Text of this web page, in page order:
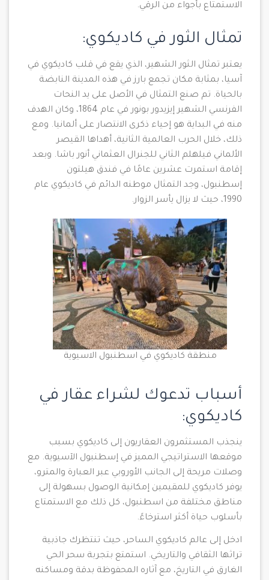
الاستمتاع بأجواء من الرقي.
تمثال الثور في كاديكوي:
يعتبر تمثال الثور الشهير، الذي يقع في قلب كاديكوي في
آسيا، بمثابة مكان تجمع بارز في هذه المدينة النابضة
بالحياة. تم صنع التمثال في الأصل على يد النحات
الفرنسي الشهير إيزيدور بونور في عام 1864، وكان الهدف
منه في البداية هو إحياء ذكرى الانتصار على ألمانيا. ومع
ذلك، خلال الحرب العالمية الثانية، أهداها القيصر
الألماني فيلهلم الثاني للجنرال العثماني أنور باشا. وبعد
إقامة استمرت عشرين عامًا في فندق هيلتون
إسطنبول، وجد التمثال موطنه الدائم في كاديكوي عام
1990، حيث لا يزال يأسر الزوار.
منطقة كاديكوي في اسطنبول الاسيوية
أسباب تدعوك لشراء عقار في
كاديكوي:
ينجذب المستثمرون العقاريون إلى كاديكوي بسبب
موقعها الاستراتيجي المميز في إسطنبول الآسيوية. مع
وصلات مريحة إلى الجانب الأوروبي عبر العبارة والمترو،
يوفر كاديكوي للمقيمين إمكانية الوصول بسهولة إلى
مناطق مختلفة من اسطنبول، كل ذلك مع الاستمتاع
بأسلوب حياة أكثر استرخاءً.
ادخل إلى عالم كاديكوي الساحر، حيث تنتظرك جاذبية
تراثها الثقافي والتاريخي. استمتع بتجربة سحر الحي
الغارق في التاريخ، مع آثاره المحفوظة بدقة ومساكنه